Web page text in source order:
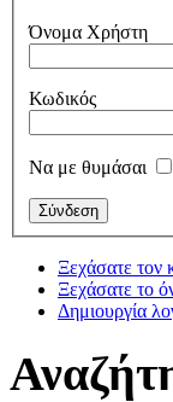
Όνομα Χρήστη
Κωδικός
Να με θυμάσαι
Ξεχάσατε τον
Ξεχάσατε το
Δημιουργία